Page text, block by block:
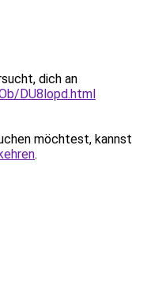
dich an
DU8lopd.html
möchtest, kannst
.